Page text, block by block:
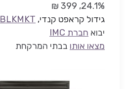
24.1%, 399 ₪
גידול קראפט קנדי, BLKMKT
יבוא חברת IMC
מצאו אותו בבתי המרקחת